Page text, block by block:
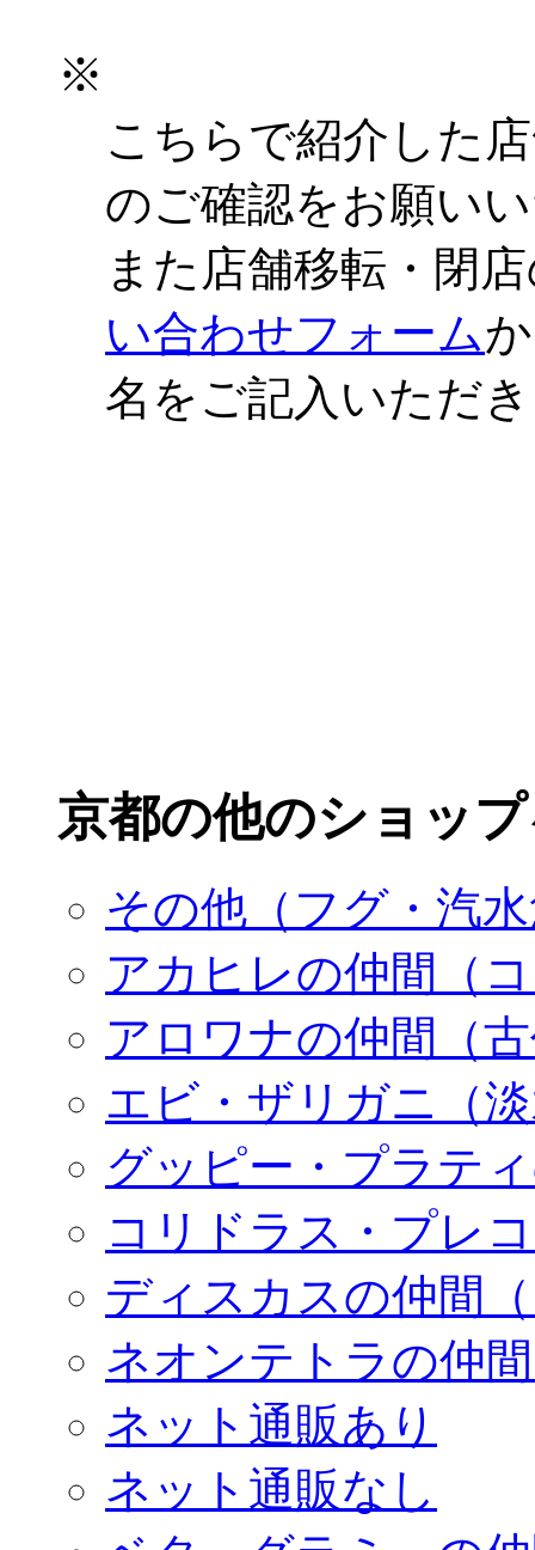
※
こちらで紹介した
のご確認をお願い
また店舗移転・閉
い合わせフォーム
名をご記入いただ
京都の他のショッ
その他（フグ・汽
アカヒレの仲間（
アロワナの仲間（
エビ・ザリガニ（
グッピー・プラテ
コリドラス・プレ
ディスカスの仲間
ネオンテトラの仲
ネット通販あり
ネット通販なし